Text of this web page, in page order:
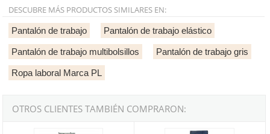
DESCUBRE MÁS PRODUCTOS SIMILARES EN:
Pantalón de trabajo Pantalón de trabajo elástico
Pantalón de trabajo multibolsillos Pantalón de trabajo gris
Ropa laboral Marca PL
OTROS CLIENTES TAMBIÉN COMPRARON:
Pantalón elástico algodón y elastano gris 588-PELASTG
Pantalón PRO SERIES Stretch